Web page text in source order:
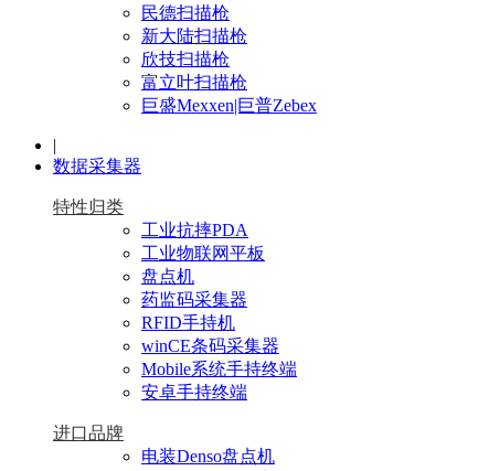
民德扫描枪
新大陆扫描枪
欣技扫描枪
富立叶扫描枪
巨盛Mexxen|巨普Zebex
|
数据采集器
特性归类
工业抗摔PDA
工业物联网平板
盘点机
药监码采集器
RFID手持机
winCE条码采集器
Mobile系统手持终端
安卓手持终端
进口品牌
电装Denso盘点机